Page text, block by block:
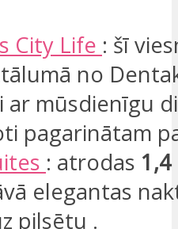
City Life : šī
no
ar mūsdienīgu
pagarinātam
: atrodas
elegantas
pilsētu .